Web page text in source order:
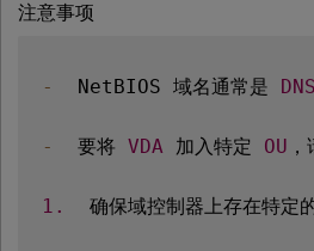
注意事项
-
  NetBIOS 域名通常是
DNS
-
  要将
VDA 加入特定 OU
1.
确保域控制器上存在特定